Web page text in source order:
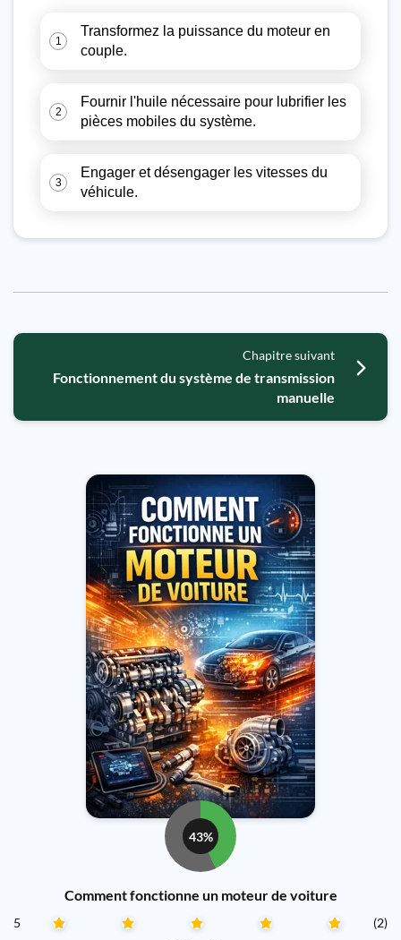
1
Transformez la puissance du moteur en
couple.
2
Fournir l'huile nécessaire pour lubrifier les
pièces mobiles du système.
3
Engager et désengager les vitesses du
véhicule.
Chapitre suivant
Fonctionnement du système de transmission
manuelle
43%
Comment fonctionne un moteur de voiture
5
(2)